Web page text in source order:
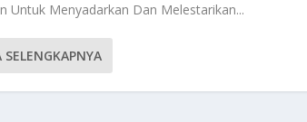
Untuk Menyadarkan Dan Melestarikan...
SELENGKAPNYA